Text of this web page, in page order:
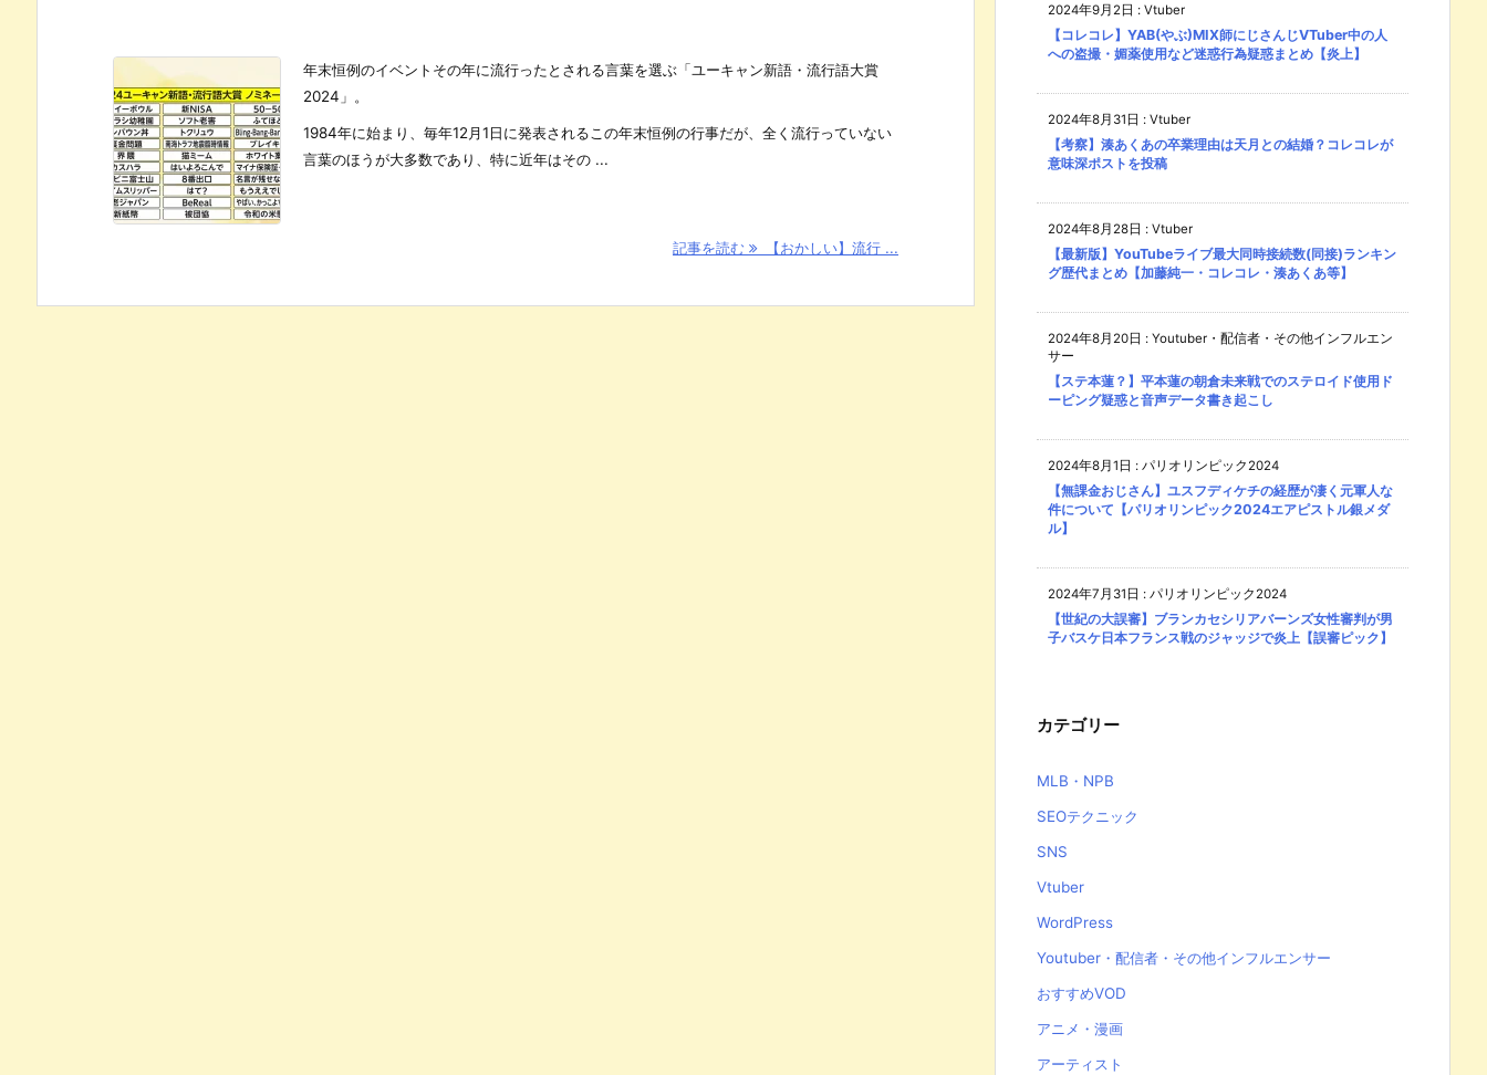
年末恒例のイベントその年に流行ったとされる言葉を選ぶ「ユーキャン新語・流行語大賞
2024」。
1984年に始まり、毎年12月1日に発表されるこの年末恒例の行事だが、全く流行っていない
言葉のほうが大多数であり、特に近年はその ...
記事を読む 【おかしい】流行 ...
2024年9月2日 : Vtuber
【コレコレ】YAB(やぶ)MIX師にじさんじVTuber中の人
への盗撮・媚薬使用など迷惑行為疑惑まとめ【炎上】
2024年8月31日 : Vtuber
【考察】湊あくあの卒業理由は天月との結婚？コレコレが
意味深ポストを投稿
2024年8月28日 : Vtuber
【最新版】YouTubeライブ最大同時接続数(同接)ランキン
グ歴代まとめ【加藤純一・コレコレ・湊あくあ等】
2024年8月20日 : Youtuber・配信者・その他インフルエン
サー
【ステ本蓮？】平本蓮の朝倉未来戦でのステロイド使用ド
ーピング疑惑と音声データ書き起こし
2024年8月1日 : パリオリンピック2024
【無課金おじさん】ユスフディケチの経歴が凄く元軍人な
件について【パリオリンピック2024エアピストル銀メダ
ル】
2024年7月31日 : パリオリンピック2024
【世紀の大誤審】ブランカセシリアバーンズ女性審判が男
子バスケ日本フランス戦のジャッジで炎上【誤審ピック】
カテゴリー
MLB・NPB
SEOテクニック
SNS
Vtuber
WordPress
Youtuber・配信者・その他インフルエンサー
おすすめVOD
アニメ・漫画
アーティスト